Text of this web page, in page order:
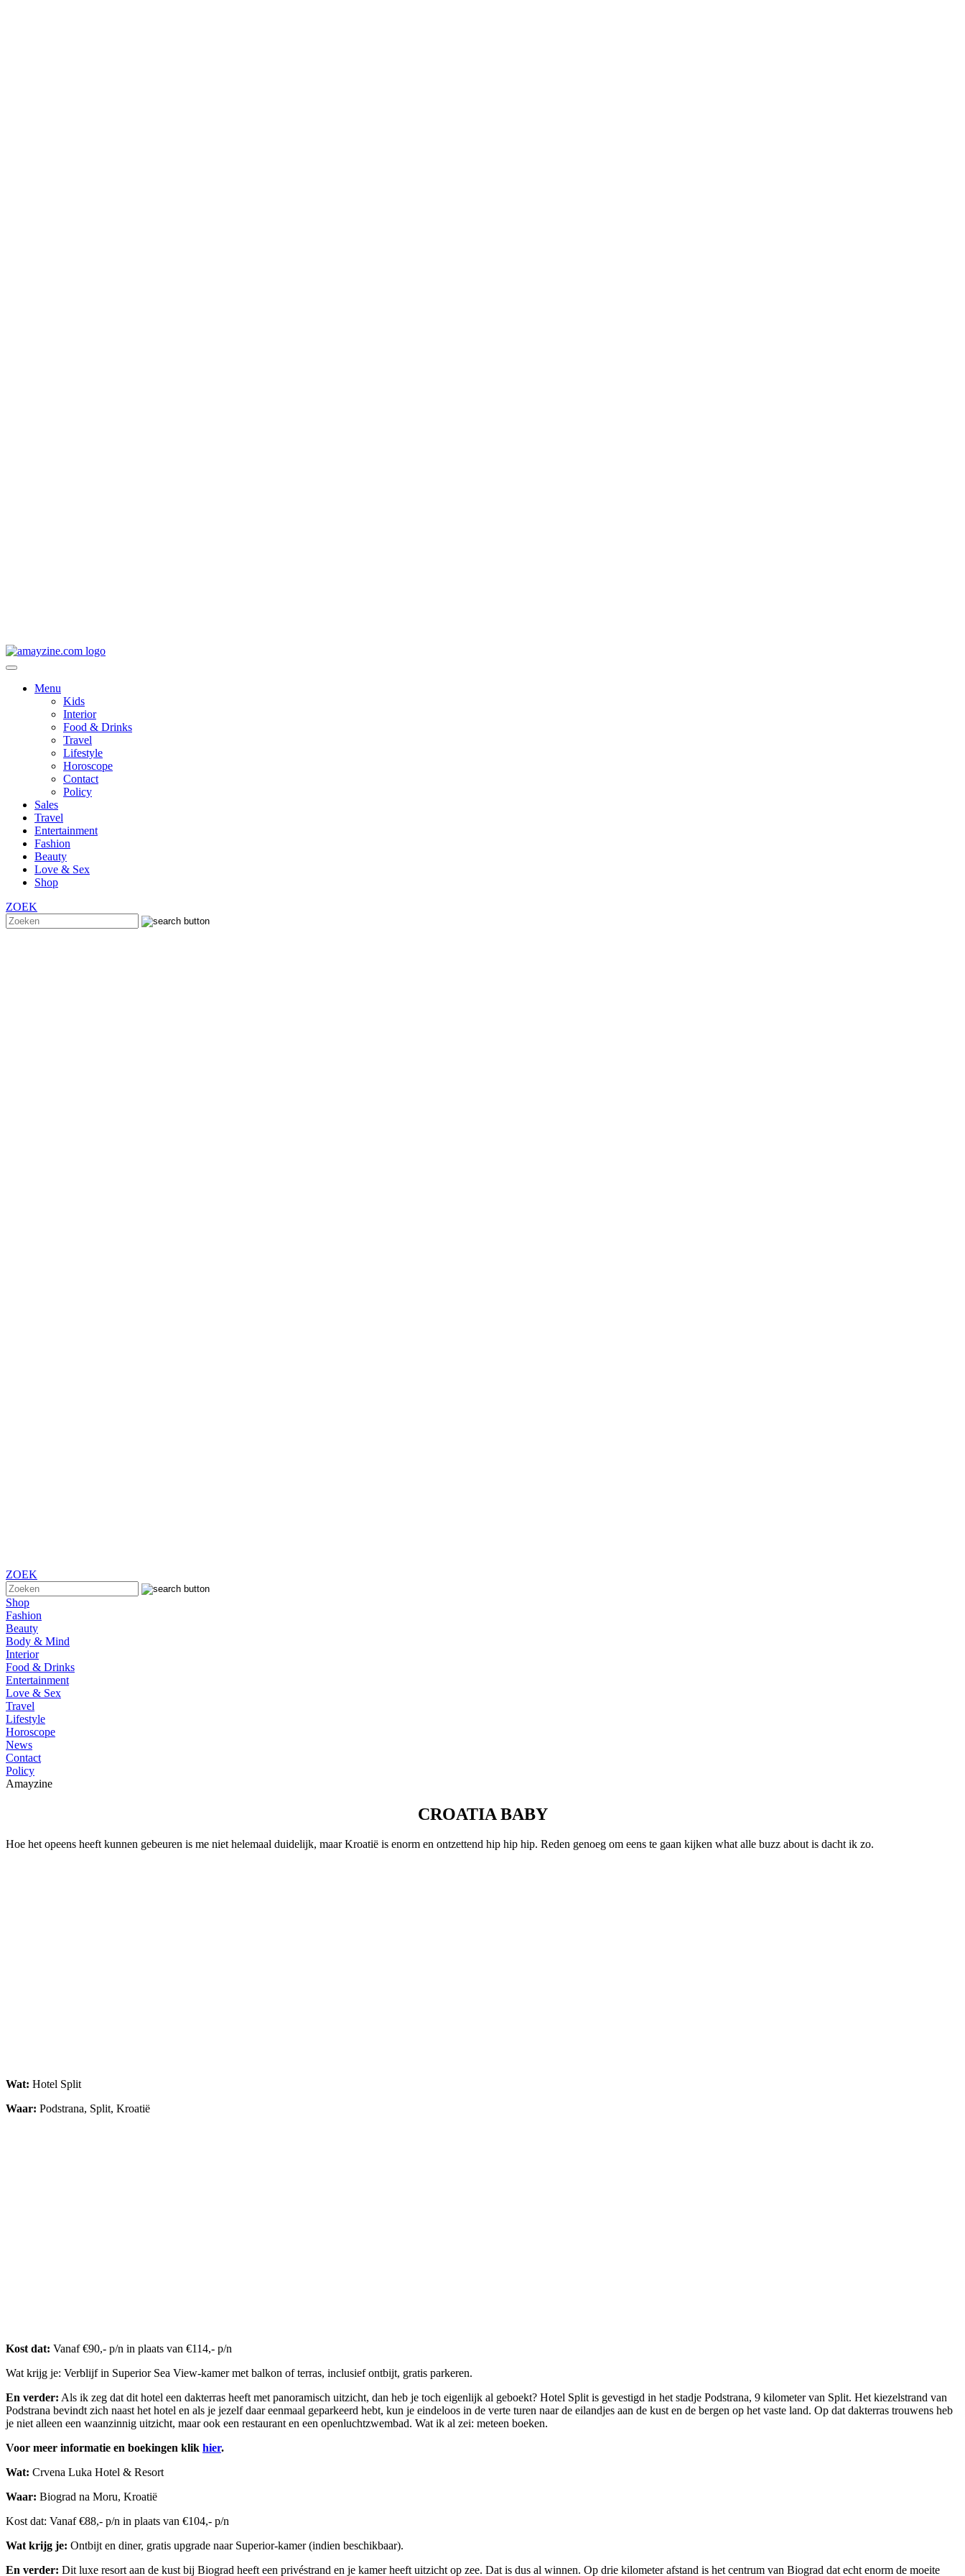
Menu
Kids
Interior
Food & Drinks
Travel
Lifestyle
Horoscope
Contact
Policy
Sales
Travel
Entertainment
Fashion
Beauty
Love & Sex
Shop
ZOEK
ZOEK
Shop
Fashion
Beauty
Body & Mind
Interior
Food & Drinks
Entertainment
Love & Sex
Travel
Lifestyle
Horoscope
News
Contact
Policy
Amayzine
CROATIA BABY
Hoe het opeens heeft kunnen gebeuren is me niet helemaal duidelijk, maar Kroatië is enorm en ontzettend hip hip hip. Reden genoeg om eens te gaan kijken what alle buzz about is dacht ik zo.
Wat: Hotel Split
Waar: Podstrana, Split, Kroatië
Kost dat: Vanaf €90,- p/n in plaats van €114,- p/n
Wat krijg je: Verblijf in Superior Sea View-kamer met balkon of terras, inclusief ontbijt, gratis parkeren.
En verder: Als ik zeg dat dit hotel een dakterras heeft met panoramisch uitzicht, dan heb je toch eigenlijk al geboekt? Hotel Split is gevestigd in het stadje Podstrana, 9 kilometer van Split. Het kiezelstrand van
Podstrana bevindt zich naast het hotel en als je jezelf daar eenmaal geparkeerd hebt, kun je eindeloos in de verte turen naar de eilandjes aan de kust en de bergen op het vaste land. Op dat dakterras trouwens heb
je niet alleen een waanzinnig uitzicht, maar ook een restaurant en een openluchtzwembad. Wat ik al zei: meteen boeken.
Voor meer informatie en boekingen klik hier.
Wat: Crvena Luka Hotel & Resort
Waar: Biograd na Moru, Kroatië
Kost dat: Vanaf €88,- p/n in plaats van €104,- p/n
Wat krijg je: Ontbijt en diner, gratis upgrade naar Superior-kamer (indien beschikbaar).
En verder: Dit luxe resort aan de kust bij Biograd heeft een privéstrand en je kamer heeft uitzicht op zee. Dat is dus al winnen. Op drie kilometer afstand is het centrum van Biograd dat echt enorm de moeite